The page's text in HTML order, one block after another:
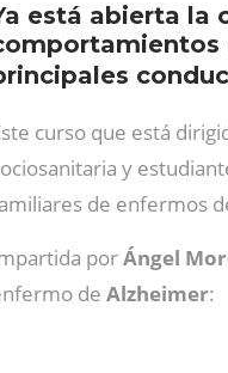
está abierta la
curso que está
y
de enfermos
porÁngel
de Alzheimer: